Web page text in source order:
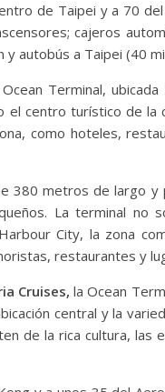
de Taipei y a 70
cajeros
autobús a Taipei (40
Terminal,
centro turístico de la
como hoteles,
380 metros de largo
La terminal no
City, la zona
restaurantes y
Cruises, la Ocean
central y la
de la rica cultura, las